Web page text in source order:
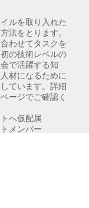
ルを取り入れた
法をとります。
わせてタスクを
の技術レベルの
で活躍する知
材になるために
ています。詳細
ージでご確認く
へ仮配属
メンバー